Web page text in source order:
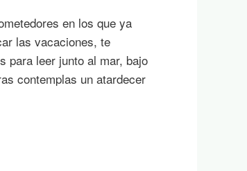
en los que ya
las vacaciones, te
para leer junto al mar, bajo
contemplas un atardecer